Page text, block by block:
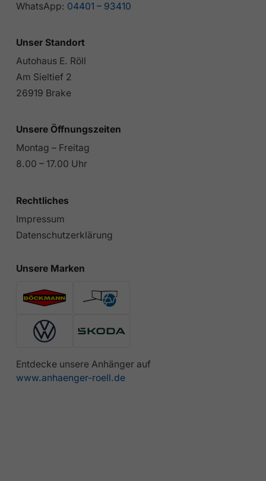
WhatsApp: 04401 – 93410
Unser Standort
Autohaus E. Röll
Am Sieltief 2
26919 Brake
Unsere Öffnungszeiten
Montag – Freitag
8.00 – 17.00 Uhr
Rechtliches
Impressum
Datenschutzerklärung
Unsere Marken
Entdecke unsere Anhänger auf
www.anhaenger-roell.de